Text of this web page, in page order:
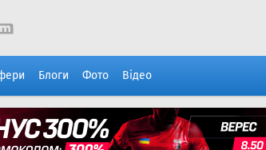
Блоги Фото Відео